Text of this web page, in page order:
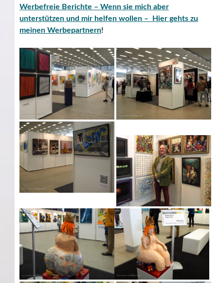
Werbefreie Berichte – Wenn sie mich aber
unterstützen und mir helfen wollen – Hier gehts zu
meinen Werbepartnern!